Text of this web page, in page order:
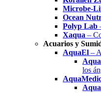
Microbe-
Ocean
Polyp Lab
Xaqua –
Acuarios y
AquaEl –
los